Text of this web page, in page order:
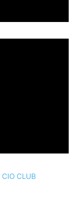
CIO CLUB